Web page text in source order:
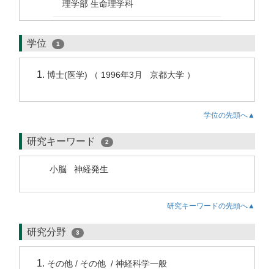
理学部 生命理学科
学位 1
博士(医学) （ 1996年3月 京都大学 ）
学位の先頭へ▲
研究キーワード 2
小脳 神経発生
研究キーワードの先頭へ▲
研究分野 3
その他 / その他 / 神経科学一般